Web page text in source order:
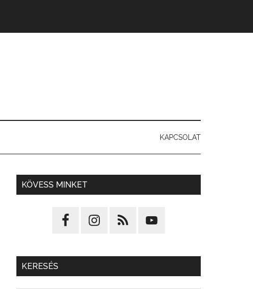
KAPCSOLAT
KÖVESS MINKET
KERESÉS